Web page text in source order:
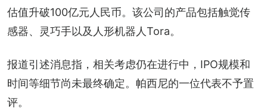
估值升破100亿元人民币。该公司的产品包括触觉传
感器、灵巧手以及人形机器人Tora。
报道引述消息指，相关考虑仍在进行中，IPO规模和
时间等细节尚未最终确定。帕西尼的一位代表不予置
评。